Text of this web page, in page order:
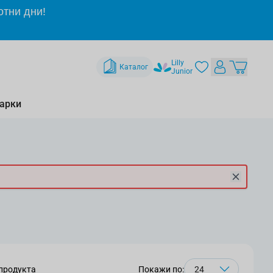
дни!
Каталог
Lilly
Junior
Покажи по: